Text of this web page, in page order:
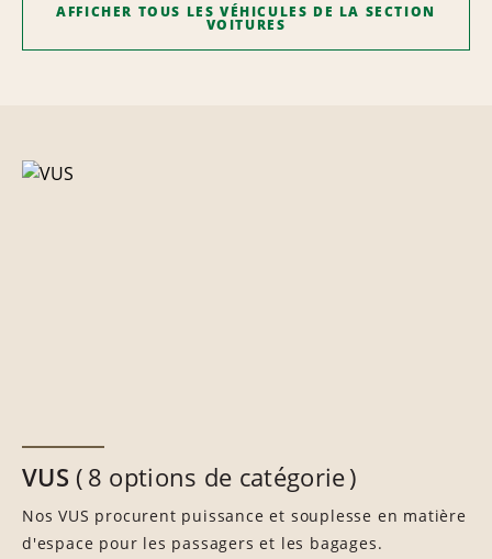
AFFICHER TOUS LES VÉHICULES DE LA SECTION
VOITURES
VUS 8 options de catégorie
Nos VUS procurent puissance et souplesse en matière
d'espace pour les passagers et les bagages.